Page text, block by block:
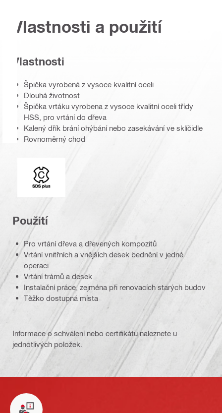
Vlastnosti a použití
Vlastnosti
Špička vyrobená z vysoce kvalitní oceli
Dlouhá životnost
Špička vrtáku vyrobena z vysoce kvalitní oceli třídy
HSS, pro vrtání do dřeva
Kalený dřík brání ohýbání nebo zasekávání ve sklíčidle
Rovnoměrný chod
Typ upínání
Použití
Pro vrtání dřeva a dřevených kompozitů
Vrtání vnitřních a vnějších desek bednění v jedné
operaci
Vrtání trámů a desek
Instalační práce, zejména při renovacích starých budov
Těžko dostupná místa
Informace o schválení nebo certifikátu naleznete u
jednotlivých položek.